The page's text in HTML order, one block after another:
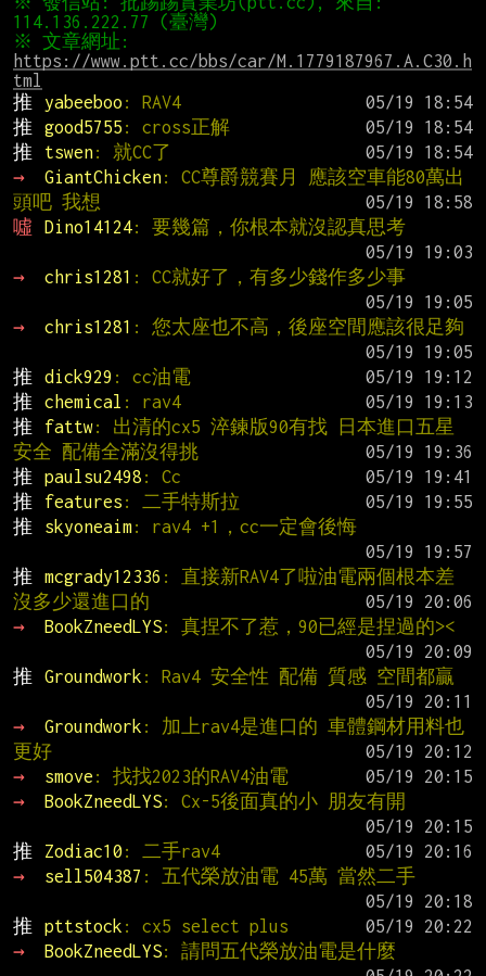
https://www.ptt.cc/bbs/car/M.1779187967.A.C30.h
tml
推
yabeeboo : RAV4
推
good5755 : cross正解
推
tswen: 就CC了
→
GiantChicken: CC尊爵競賽月 應該空車能80萬出
頭吧 我想
噓
Dino14124: 要幾篇，你根本就沒認真思考
→
chris1281 : CC就好了，有多少錢作多少事
→
chris1281 : 您太座也不高，後座空間應該很足夠
推
dick929 : cc油電
推
chemical : rav4
推
fattw: 出清的cx5 淬鍊版90有找 日本進口五星
安全 配備全滿沒得挑
推
paulsu2498 : Cc
推
features : 二手特斯拉
推
skyoneaim: rav4 +1，cc一定會後悔
推
mcgrady12336 : 直接新RAV4了啦油電兩個根本差
沒多少還進口的
→
BookZneedLYS: 真捏不了惹，90已經是捏過的><
推
Groundwork : Rav4 安全性 配備 質感 空間都贏
→
Groundwork : 加上rav4是進口的 車體鋼材用料也
更好
→
smove : 找找2023的RAV4油電
→
BookZneedLYS: Cx-5後面真的小 朋友有開
推
Zodiac10 : 二手rav4
→
sell504387 : 五代榮放油電 45萬 當然二手
推
pttstock : cx5 select plus
→
BookZneedLYS: 請問五代榮放油電是什麼